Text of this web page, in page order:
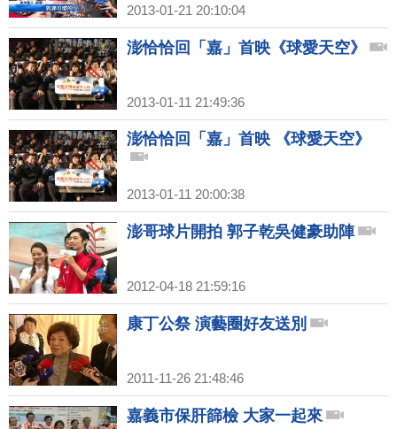
2013-01-21 20:10:04
澎恰恰回「嘉」首映《球愛天空》
2013-01-11 21:49:36
澎恰恰回「嘉」首映 《球愛天空》
2013-01-11 20:00:38
澎哥球片開拍 郭子乾吳健豪助陣
2012-04-18 21:59:16
康丁公祭 演藝圈好友送別
2011-11-26 21:48:46
嘉義市保肝篩檢 大家一起來